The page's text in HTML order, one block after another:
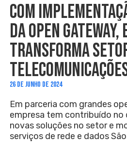
COM
DA OPEN
TRANSFORMA
26 DE JUNHO DE 2024
Em parceria com grandes
empresa tem contribuído
novas soluções no setor e
serviços de rede e dados